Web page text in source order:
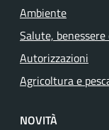
Ambiente
Salute,
Autorizzazioni
Agricoltura e
NOVITÀ